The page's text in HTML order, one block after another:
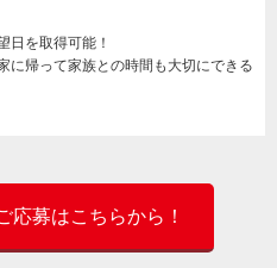
日を取得可能！
に帰って家族との時間も大切にできる
応募はこちらから！